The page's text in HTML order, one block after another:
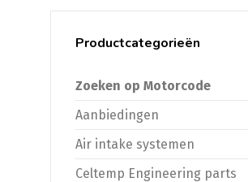
Productcategorieën
Zoeken op Motorcode
Aanbiedingen
Air intake systemen
Celtemp Engineering parts